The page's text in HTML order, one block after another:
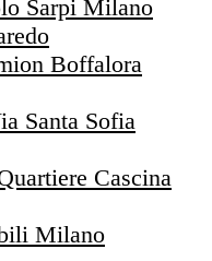
Sarpi Milano
Boffalora
Santa Sofia
Cascina
Milano